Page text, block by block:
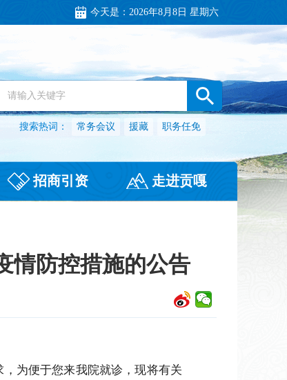
今天是： 2026年8月8日 星期六
搜索热词： 常务会议 援藏 职务任免
招商引资 走进贡嘎
情防控措施的公告
为便于您来我院就诊，现将有关